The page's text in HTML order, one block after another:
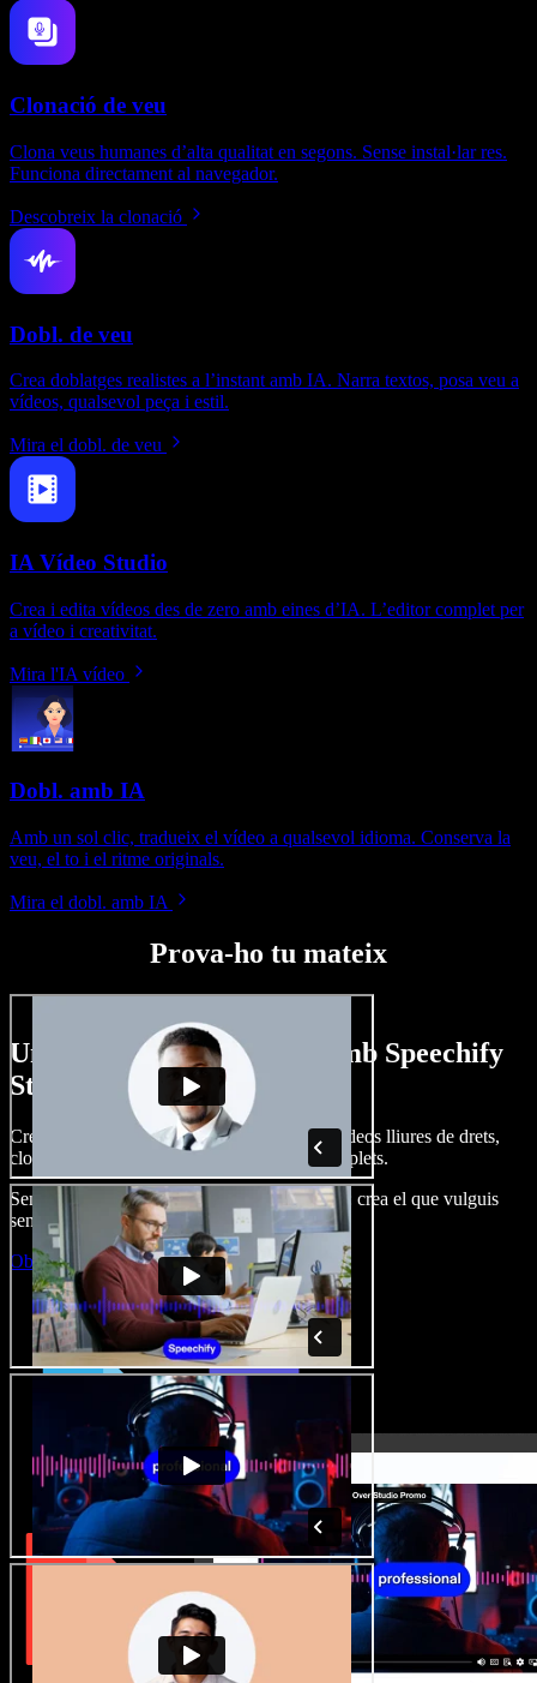
Clonació de veu
Clona veus humanes d’alta qualitat en segons. Sense instal·lar res.
Funciona directament al navegador.
Descobreix la clonació
Dobl. de veu
Crea doblatges realistes a l’instant amb IA. Narra textos, posa veu a
vídeos, qualsevol peça i estil.
Mira el dobl. de veu
IA Vídeo Studio
Crea i edita vídeos des de zero amb eines d’IA. L’editor complet per
a vídeo i creativitat.
Mira l'IA vídeo
Dobl. amb IA
Amb un sol clic, tradueix el vídeo a qualsevol idioma. Conserva la
veu, el to i el ritme originals.
Mira el dobl. amb IA
Prova-ho tu mateix
Un tastet del que pots fer amb Speechify
Studio.
Crea dobl. de veu, afegeix imatges, àudio, vídeos lliures de drets,
clona veus i munta projectes multimèdia complets.
Sense corba d’aprenentatge, tot al navegador: crea el que vulguis
sense els límits de sempre.
Obre l'Studio